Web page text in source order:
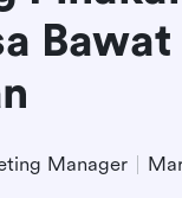
Bawat
Manager